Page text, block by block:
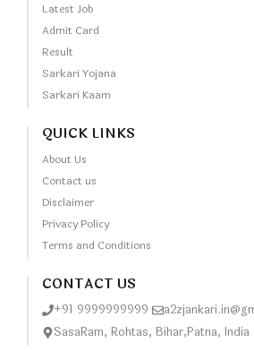
Latest Job
Admit Card
Result
Sarkari Yojana
Sarkari Kaam
QUICK LINKS
About Us
Contact us
Disclaimer
Privacy Policy
Terms and Conditions
CONTACT US
+91 9999999999
SasaRam, Rohtas, Bihar,Patna, India